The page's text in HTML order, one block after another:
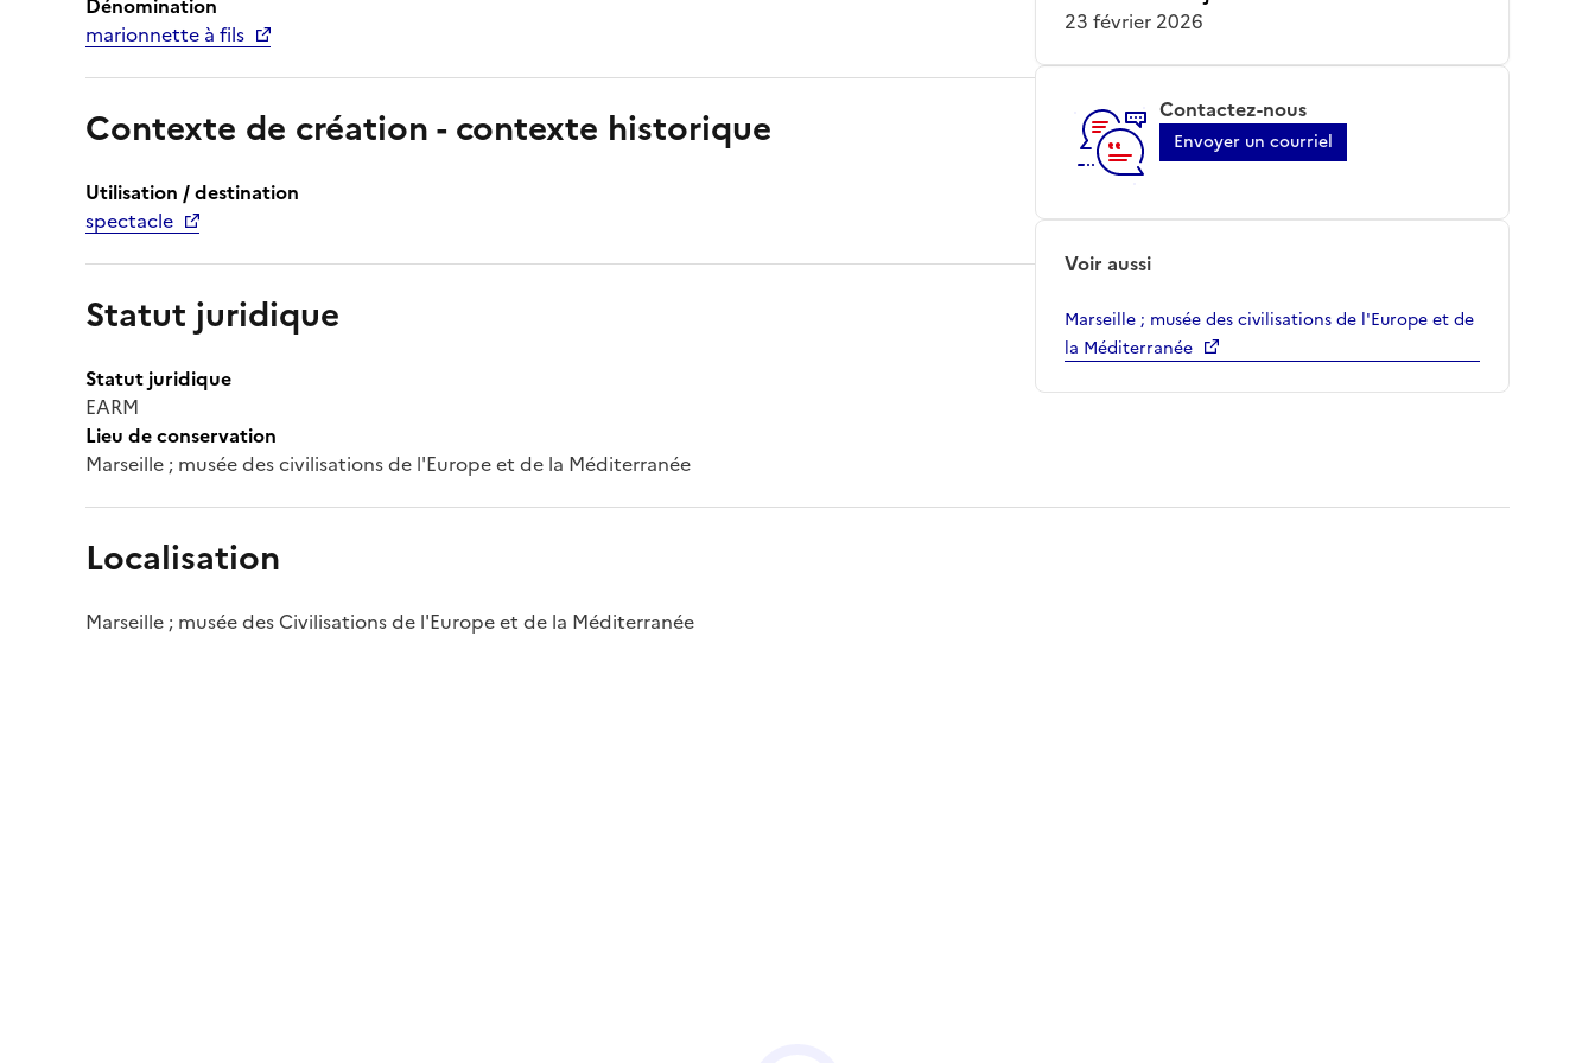
marionnette à fils
Contexte de création - contexte historique
Utilisation / destination
spectacle
Statut juridique
Statut juridique
EARM
Lieu de conservation
Marseille ; musée des civilisations de l'Europe et de la Méditerranée
23 février 2026
Contactez-nous
Envoyer un courriel
Voir aussi
Marseille ; musée des civilisations de l'Europe et de
la Méditerranée
Localisation
Marseille ; musée des Civilisations de l'Europe et de la Méditerranée